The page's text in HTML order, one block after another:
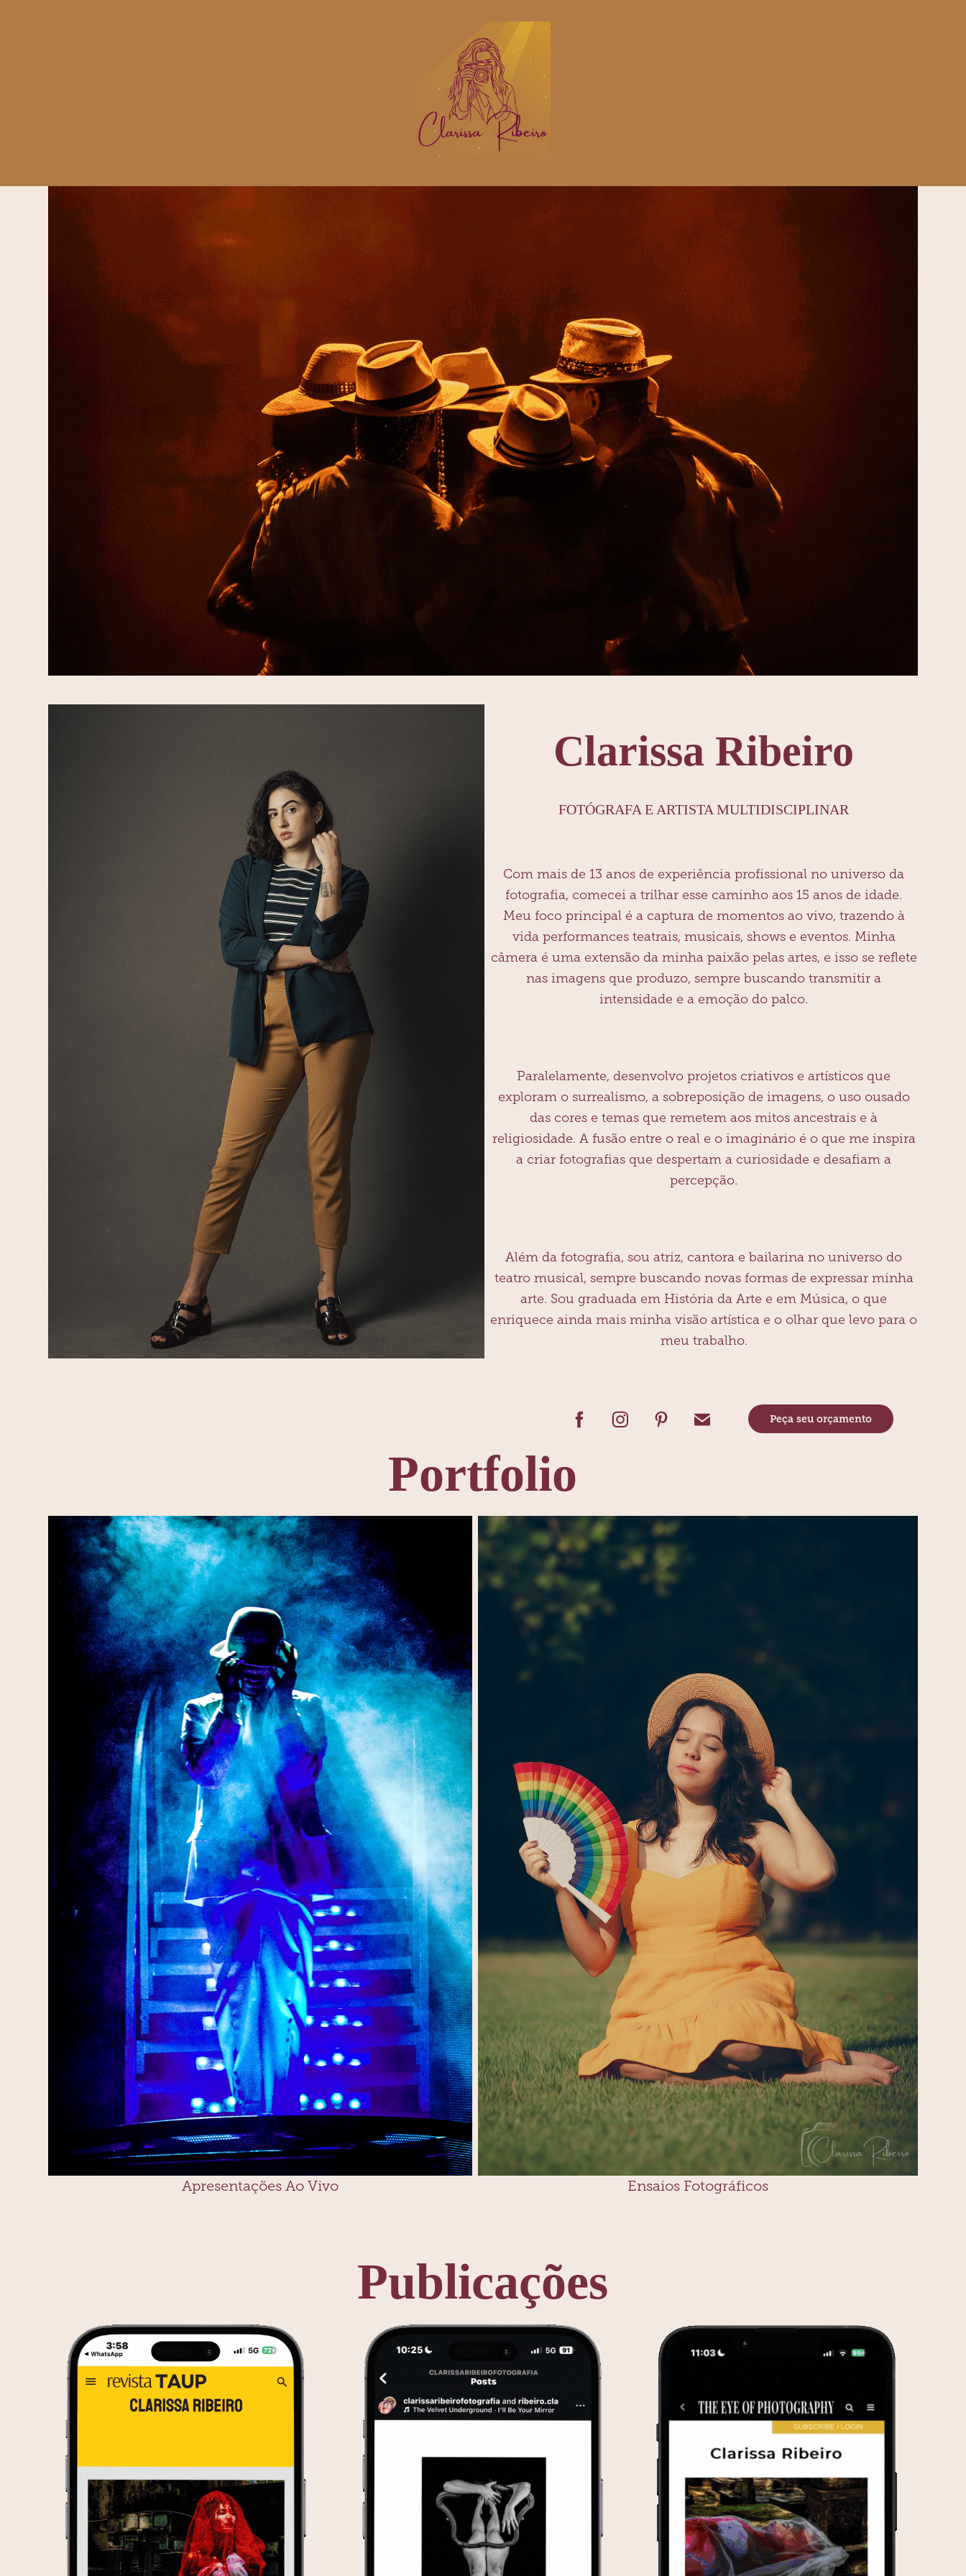
Clarissa Ribeiro
FOTÓGRAFA E ARTISTA MULTIDISCIPLINAR
Com mais de 13 anos de experiência profissional no universo da
fotografia, comecei a trilhar esse caminho aos 15 anos de idade.
Meu foco principal é a captura de momentos ao vivo, trazendo à
vida performances teatrais, musicais, shows e eventos. Minha
câmera é uma extensão da minha paixão pelas artes, e isso se reflete
nas imagens que produzo, sempre buscando transmitir a
intensidade e a emoção do palco.
Paralelamente, desenvolvo projetos criativos e artísticos que
exploram o surrealismo, a sobreposição de imagens, o uso ousado
das cores e temas que remetem aos mitos ancestrais e à
religiosidade. A fusão entre o real e o imaginário é o que me inspira
a criar fotografias que despertam a curiosidade e desafiam a
percepção.
Além da fotografia, sou atriz, cantora e bailarina no universo do
teatro musical, sempre buscando novas formas de expressar minha
arte. Sou graduada em História da Arte e em Música, o que
enriquece ainda mais minha visão artística e o olhar que levo para o
meu trabalho.
Peça seu orçamento
Portfolio
Apresentações Ao Vivo Ensaios Fotográficos
Publicações